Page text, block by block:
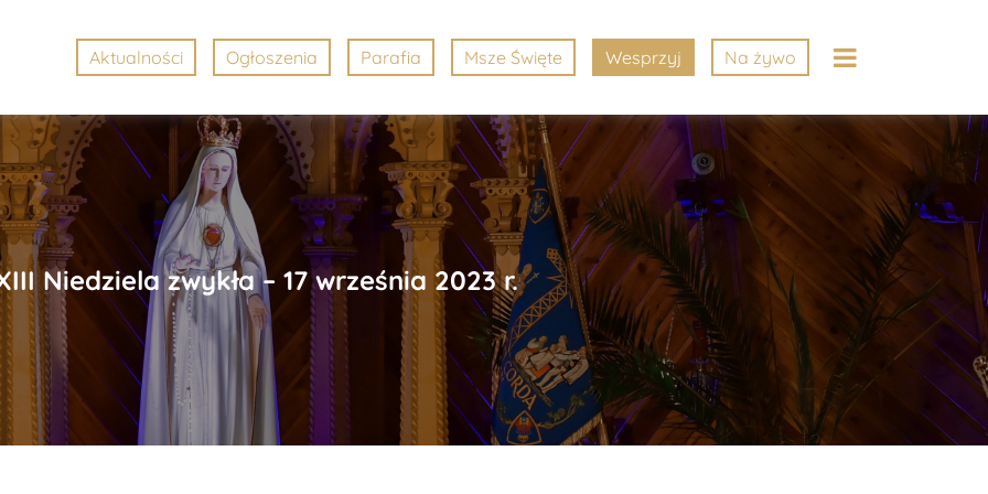
Aktualności Ogłoszenia Parafia Msze Święte Wesprzyj Na żywo
Niedziela zwykła – 17 września 2023 r.